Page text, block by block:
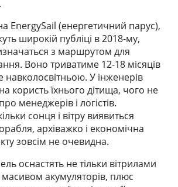
EnergySail (енергетичний парус),
широкій публіці в 2018-му,
з маршрутом для
Воно триватиме 12-18 місяців
навколосвітньою. У інженерів
користь їхнього дітища, чого не
менеджерів і логістів.
сонця і вітру виявиться
архіважко і економічна
зовсім не очевидна.
оснастять не тільки вітрилами
масивом акумуляторів, плюс